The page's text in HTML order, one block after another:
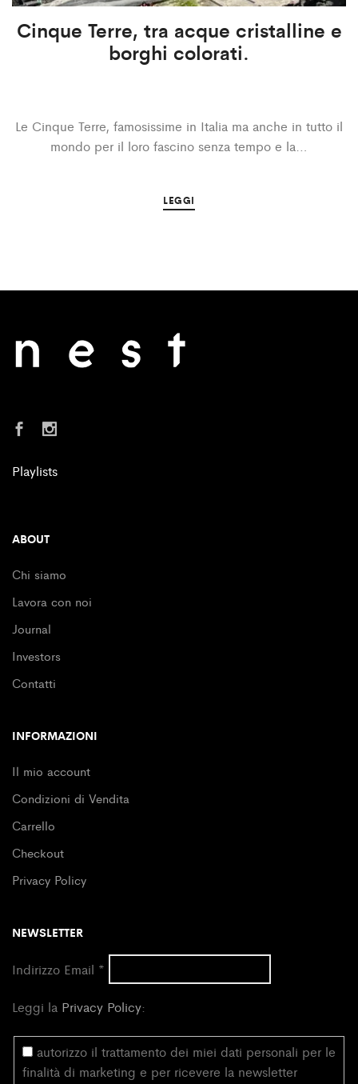
Cinque Terre, tra acque cristalline e
borghi colorati.
Le Cinque Terre, famosissime in Italia ma anche in tutto il
mondo per il loro fascino senza tempo e la…
LEGGI
Playlists
ABOUT
Chi siamo
Lavora con noi
Journal
Investors
Contatti
INFORMAZIONI
Il mio account
Condizioni di Vendita
Carrello
Checkout
Privacy Policy
NEWSLETTER
Indirizzo Email *
Leggi la Privacy Policy:
autorizzo il trattamento dei miei dati personali per le
finalità di marketing e per ricevere la newsletter